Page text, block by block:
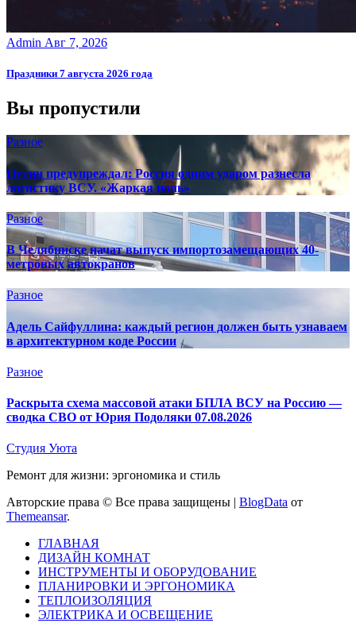
Admin Авг 7, 2026
Праздники 7 августа 2026 года
Вы пропустили
Разное
Путин предупреждал: Россия одним ударом разнесла
логистику ВСУ. «Жаркая ночь»
Разное
В Челябинске начат выпуск импортозамещающих 40-
метровых автокранов
Разное
Адель Сайфуллина: каждый регион должен быть узнаваем
в архитектурном коде России
Разное
Раскрыта схема массовой атаки БПЛА ВСУ на Россию —
сводка СВО от Юрия Подоляки 07.08.2026
Студия Уюта
Ремонт для жизни: эргономика и стиль
Авторские права © Все права защищены | BlogData от
Themeansar.
ГЛАВНАЯ
ДИЗАЙН КОМНАТ
ИНСТРУМЕНТЫ И ОБОРУДОВАНИЕ
ПЛАНИРОВКИ И ЭРГОНОМИКА
ТЕПЛОИЗОЛЯЦИЯ
ЭЛЕКТРИКА И ОСВЕЩЕНИЕ